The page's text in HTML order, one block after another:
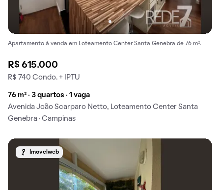
Apartamento à venda em Loteamento Center Santa Genebra de 76 m².
R$ 615.000
R$ 740 Condo. + IPTU
76 m² · 3 quartos · 1 vaga
Avenida João Scarparo Netto, Loteamento Center Santa
Genebra · Campinas
Imovelweb